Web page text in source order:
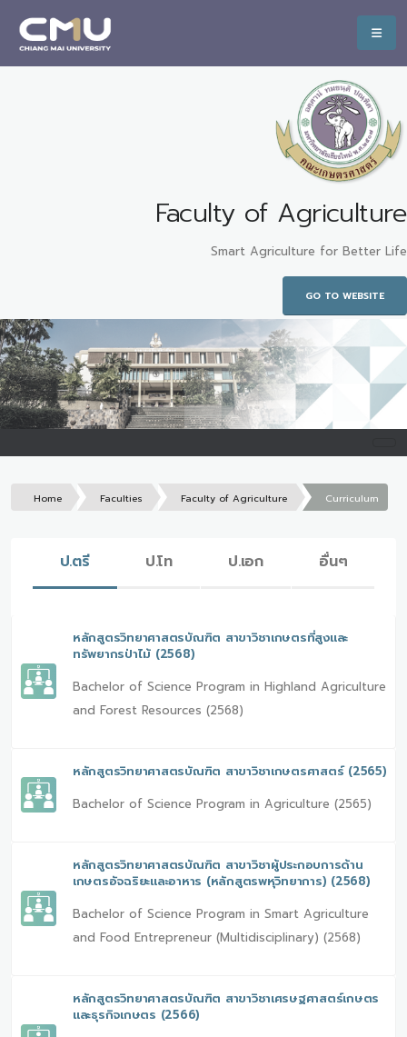
Faculty of Agriculture
Smart Agriculture for Better Life
GO TO WEBSITE
Home Faculties Faculty of Agriculture Curriculum
ป.ตรี ป.โท ป.เอก อื่นๆ
หลักสูตรวิทยาศาสตรบัณฑิต สาขาวิชาเกษตรที่สูงและ
ทรัพยากรป่าไม้ (2568)
Bachelor of Science Program in Highland Agriculture
and Forest Resources (2568)
หลักสูตรวิทยาศาสตรบัณฑิต สาขาวิชาเกษตรศาสตร์ (2565)
Bachelor of Science Program in Agriculture (2565)
หลักสูตรวิทยาศาสตรบัณฑิต สาขาวิชาผู้ประกอบการด้าน
เกษตรอัจฉริยะและอาหาร (หลักสูตรพหุวิทยาการ) (2568)
Bachelor of Science Program in Smart Agriculture
and Food Entrepreneur (Multidisciplinary) (2568)
หลักสูตรวิทยาศาสตรบัณฑิต สาขาวิชาเศรษฐศาสตร์เกษตร
และธุรกิจเกษตร (2566)